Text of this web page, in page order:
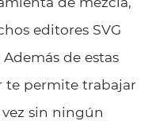
editores SVG
de estas
te permite trabajar
sin ningún